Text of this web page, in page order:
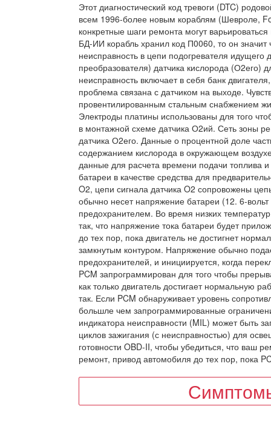
Этот диагностический код тревоги (DTC)
всем 1996-более новым кораблям (Шевроле,
конкретные шаги ремонта могут
БД-ИИ корабль хранил код П0060, то он
неисправность в цепи подогревателя идущего
преобразователя) датчика кислорода (О2его)
неисправность включает в себя банк
проблема связана с датчиком на выходе.
провентилированным стальным снабжением
Электроды платины использованы для того
в монтажной схеме датчика О2ий. Сеть зоны
датчика О2его. Данные о процентной доле
содержанием кислорода в окружающем
данные для расчета времени подачи топлива
батареи в качестве средства для
O2, цепи сигнала датчика O2 сопровожены
обычно несет напряжение батареи (12. 6-
предохранителем. Во время низких
так, что напряжение тока батареи будет
до тех пор, пока двигатель не достигнет
замкнутым контуром. Напряжение обычно
предохранителей, и инициируется, когда
PCM запрограммирован для того чтобы
как только двигатель достигает нормальную
так. Если PCM обнаруживает уровень
большле чем запрограммированные
индикатора неисправности (MIL) может быть
циклов зажигания (с неисправностью) для
готовности OBD-II, чтобы убедиться, что ваш
ремонт, привод автомобиля до тех пор, пока